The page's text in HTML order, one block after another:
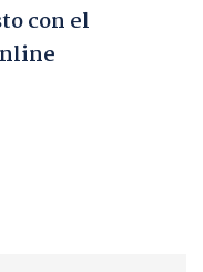
con el